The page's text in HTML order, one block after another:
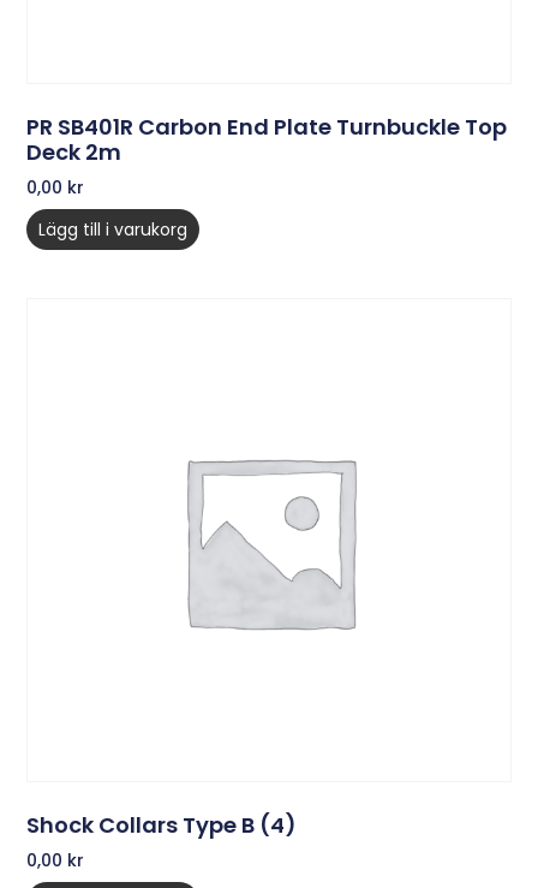
PR SB401R Carbon End Plate Turnbuckle Top
Deck 2m
0,00 kr
Lägg till i varukorg
Shock Collars Type B (4)
0,00 kr